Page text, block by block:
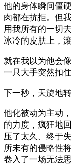
他的身体瞬间僵
肉都在抗拒。但
用我所有的一切
冰冷的皮肤上，
就在我以为他会
一只大手突然扣
下一秒，天旋地转
他化被动为主动
的力度，疯狂地
压了太久、终于
所未有的侵略性
卷入了一场无法